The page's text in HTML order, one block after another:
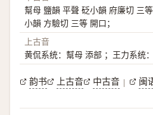
幫母 鹽韻 平聲 砭小韻 府廉切 三
小韻 方驗切 三等 開口；
上古音
黄侃系统：幫母 添部 ；王力系统
韵书 上古音 中古音 | 闽